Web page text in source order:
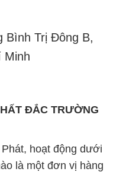
Bình Trị Đông B,
Minh
ĐẮC TRƯỜNG
hoạt động dưới
là một đơn vị hàng